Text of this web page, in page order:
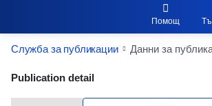
Помощ
Служба за публикации Данни за
Publication Detail Actions
Publication detail